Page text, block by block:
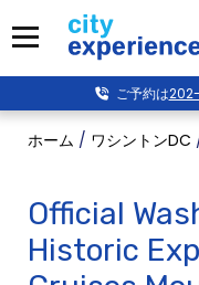
ス
ッ
メニュー
ご予約は
ホーム / ワシントンDC
Official
Historic